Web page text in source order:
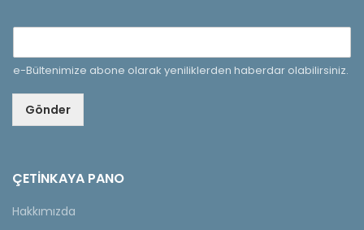
e-Bültenimize abone olarak yeniliklerden haberdar olabilirsiniz.
Gönder
ÇETINKAYA PANO
Hakkımızda